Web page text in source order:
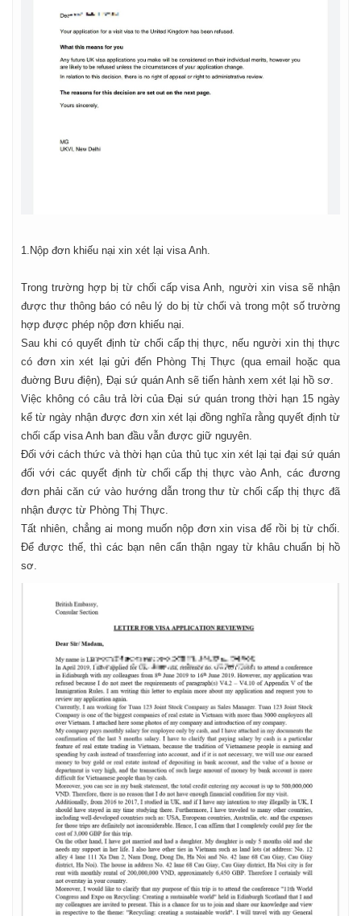
1.Nộp đơn khiếu nại xin xét lại visa Anh.
Trong trường hợp bị từ chối cấp visa Anh, người xin visa sẽ nhận
được thư thông báo có nêu lý do bị từ chối và trong một số trường
hợp được phép nộp đơn khiếu nại.
Sau khi có quyết định từ chối cấp thị thực, nếu người xin thị thực
có đơn xin xét lại gửi đến Phòng Thị Thực (qua email hoặc qua
đuờng Bưu điện), Đại sứ quán Anh sẽ tiến hành xem xét lại hồ sơ.
Việc không có câu trả lời của Đại sứ quán trong thời hạn 15 ngày
kể từ ngày nhận được đơn xin xét lại đồng nghĩa rằng quyết định từ
chối cấp visa Anh ban đầu vẫn được giữ nguyên.
Đối với cách thức và thời hạn của thủ tục xin xét lại tại đại sứ quán
đối với các quyết định từ chối cấp thị thực vào Anh, các đương
đơn phải căn cứ vào hướng dẫn trong thư từ chối cấp thị thực đã
nhận được từ Phòng Thị Thực.
Tất nhiên, chẳng ai mong muốn nộp đơn xin visa để rồi bị từ chối.
Để được thế, thì các bạn nên cẩn thận ngay từ khâu chuẩn bị hồ
sơ.